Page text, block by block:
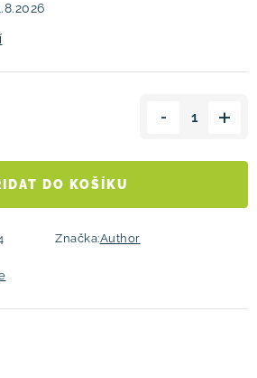
DO KOŠÍKU
Značka:Author